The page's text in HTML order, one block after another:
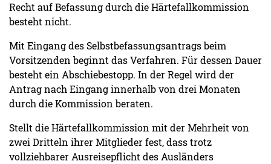
Recht auf Befassung durch die Härtefallkommission
besteht nicht.
Mit Eingang des Selbstbefassungsantrags beim
Vorsitzenden beginnt das Verfahren. Für dessen Dauer
besteht ein Abschiebestopp. In der Regel wird der
Antrag nach Eingang innerhalb von drei Monaten
durch die Kommission beraten.
Stellt die Härtefallkommission mit der Mehrheit von
zwei Dritteln ihrer Mitglieder fest, dass trotz
vollziehbarer Ausreisepflicht des Ausländers